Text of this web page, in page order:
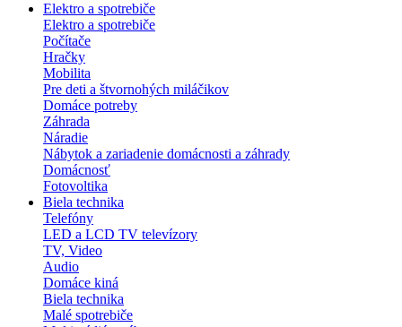
Elektro a spotrebiče
Elektro a spotrebiče
Počítače
Hračky
Mobilita
Pre deti a štvornohých miláčikov
Domáce potreby
Záhrada
Náradie
Nábytok a zariadenie domácnosti a záhrady
Domácnosť
Fotovoltika
Biela technika
Telefóny
LED a LCD TV televízory
TV, Video
Audio
Domáce kiná
Biela technika
Malé spotrebiče